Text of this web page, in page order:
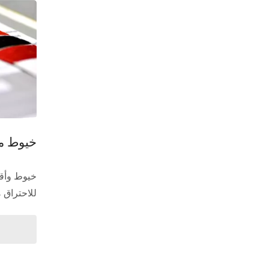
خيوط